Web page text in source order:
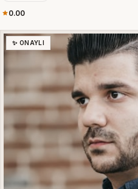
0.00
✨ ONAYLI